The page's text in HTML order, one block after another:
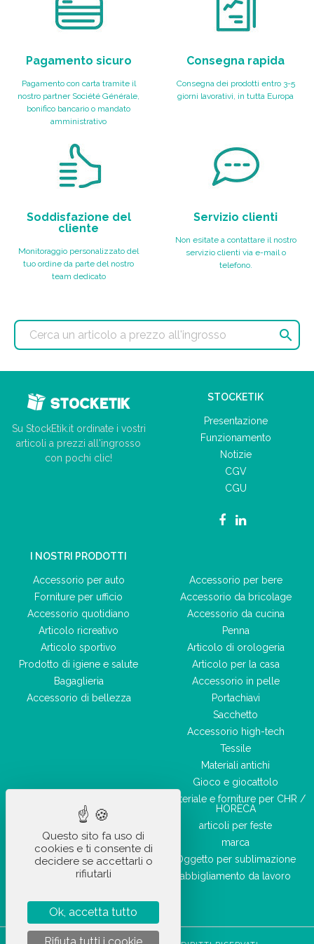
Pagamento sicuro
Pagamento con carta tramite il
nostro partner Société Générale,
bonifico bancario o mandato
amministrativo
Consegna rapida
Consegna dei prodotti entro 3-5
giorni lavorativi, in tutta Europa
Soddisfazione del
cliente
Monitoraggio personalizzato del
tuo ordine da parte del nostro
team dedicato
Servizio clienti
Non esitate a contattare il nostro
servizio clienti via e-mail o
telefono.

Su StockEtik.it ordinate i vostri
articoli a prezzi all'ingrosso
con pochi clic!
STOCKETIK
Presentazione
Funzionamento
Notizie
CGV
CGU
I NOSTRI PRODOTTI
Accessorio per auto
Forniture per ufficio
Accessorio quotidiano
Articolo ricreativo
Articolo sportivo
Prodotto di igiene e salute
Bagaglieria
Accessorio di bellezza
Accessorio per bere
Accessorio da bricolage
Accessorio da cucina
Penna
Articolo di orologeria
Articolo per la casa
Accessorio in pelle
Portachiavi
Sacchetto
Accessorio high-tech
Tessile
Materiali antichi
Gioco e giocattolo
Materiale e forniture per CHR /
HORECA
articoli per feste
marca
Oggetto per sublimazione
abbigliamento da lavoro
Questo sito fa uso di
cookies e ti consente di
decidere se accettarli o
rifiutarli
Ok, accetta tutto